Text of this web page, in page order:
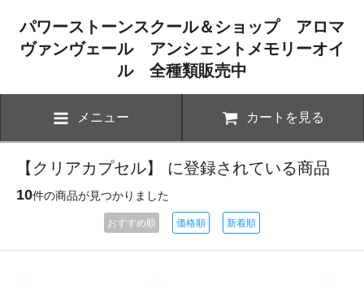
パワーストーンスクール＆ショップ アロマ
ヴァンヴェール アンシェントメモリーオイ
ル 全種類販売中
メニュー カートを見る
【クリアカプセル】 に登録されている商品
10件の商品が見つかりました
おすすめ順 価格順 新着順